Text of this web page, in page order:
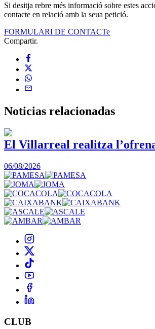
Si desitja rebre més informació sobre estes
contacte en relació amb la seua petició.
FORMULARI DE CONTACTe
Compartir.
Noticias relacionadas
El Villarreal realitza
06/08/2026
CLUB